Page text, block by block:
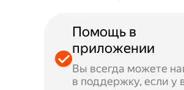
Помощь в
приложении
Вы всегда можете
в поддержку, если у